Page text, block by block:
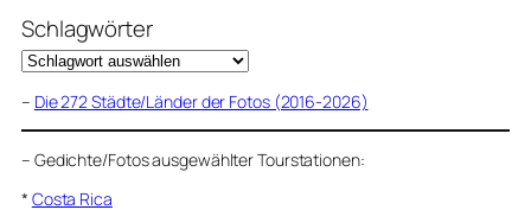
Schlagwörter
– Die 272 Städte/Länder der Fotos (2016-2026)
– Gedichte/Fotos ausgewählter Tourstationen:
* Costa Rica